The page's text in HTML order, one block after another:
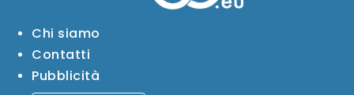
Chi siamo
Contatti
Pubblicità